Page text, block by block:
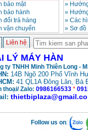
bảo mật
bảo hành
đổi trả hàng
vận chuyển
»
»
» Các
» Sơ
Liên hệ
LÝ MÁY HÀN
ty TNHH Minh Thiên Long -
14B Ngõ 200 Phố Vĩnh
41 QL1A Đông Lân, Bà
thoại/ Zalo: 0986166533 *
Follow us on: